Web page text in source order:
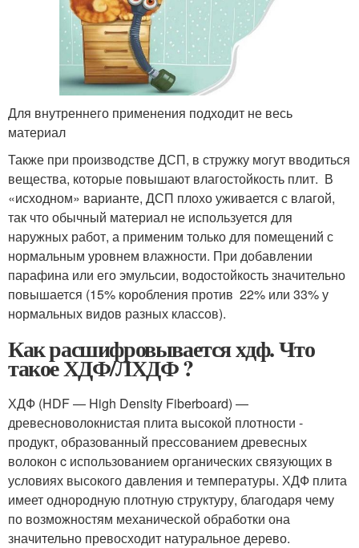
Для внутреннего применения подходит не весь
материал
Также при производстве ДСП, в стружку могут вводиться
вещества, которые повышают влагостойкость плит. В
«исходном» варианте, ДСП плохо уживается с влагой,
так что обычный материал не используется для
наружных работ, а применим только для помещений с
нормальным уровнем влажности. При добавлении
парафина или его эмульсии, водостойкость значительно
повышается (15% коробления против 22% или 33% у
нормальных видов разных классов).
Как расшифровывается хдф. Что
такое ХДФ/ЛХДФ ?
ХДФ (HDF — High Density Fiberboard) —
древесноволокнистая плита высокой плотности -
продукт, образованный прессованием древесных
волокон c использованием органических связующих в
условиях высокого давления и температуры. ХДФ плита
имеет однородную плотную структуру, благодаря чему
по возможностям механической обработки она
значительно превосходит натуральное дерево.